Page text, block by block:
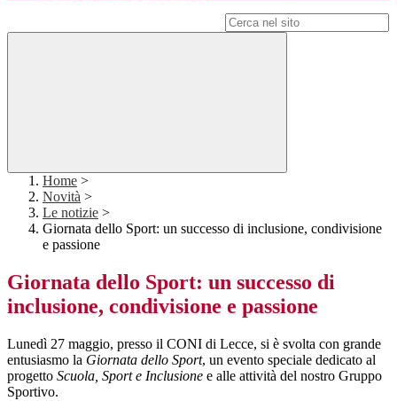
Home >
Novità >
Le notizie >
Giornata dello Sport: un successo di inclusione, condivisione
e passione
Giornata dello Sport: un successo di
inclusione, condivisione e passione
Lunedì 27 maggio, presso il CONI di Lecce, si è svolta con grande
entusiasmo la Giornata dello Sport, un evento speciale dedicato al
progetto Scuola, Sport e Inclusione e alle attività del nostro Gruppo
Sportivo.